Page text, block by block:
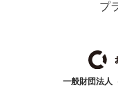
プ
一般財団法人